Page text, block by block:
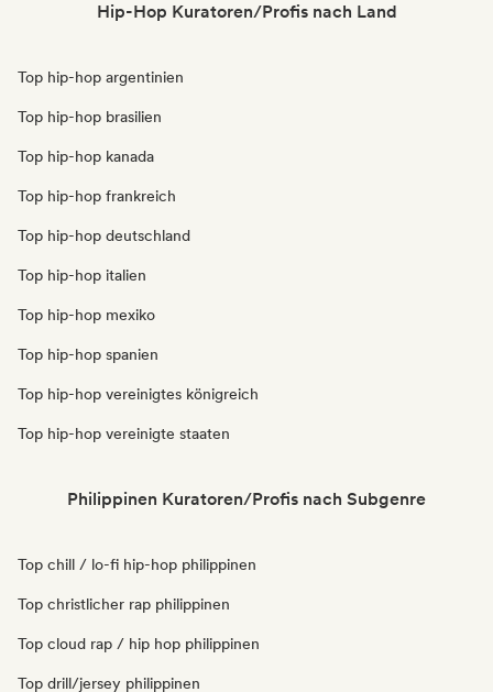
Hip-Hop Kuratoren/Profis nach Land
Top hip-hop argentinien
Top hip-hop brasilien
Top hip-hop kanada
Top hip-hop frankreich
Top hip-hop deutschland
Top hip-hop italien
Top hip-hop mexiko
Top hip-hop spanien
Top hip-hop vereinigtes königreich
Top hip-hop vereinigte staaten
Philippinen Kuratoren/Profis nach Subgenre
Top chill / lo-fi hip-hop philippinen
Top christlicher rap philippinen
Top cloud rap / hip hop philippinen
Top drill/jersey philippinen